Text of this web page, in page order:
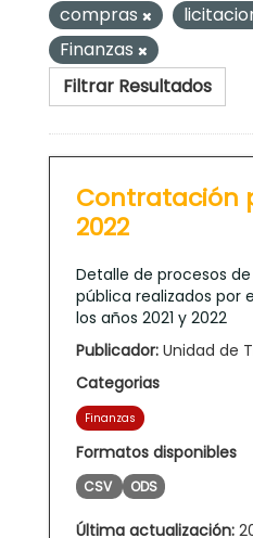
compras
Finanzas
Filtrar Resultados
Contratación
2022
Detalle de procesos
pública realizados por
los años 2021 y 2022
Publicador: Unidad de
Categorias
Finanzas
Formatos disponibles
CSV ODS
Última actualización: